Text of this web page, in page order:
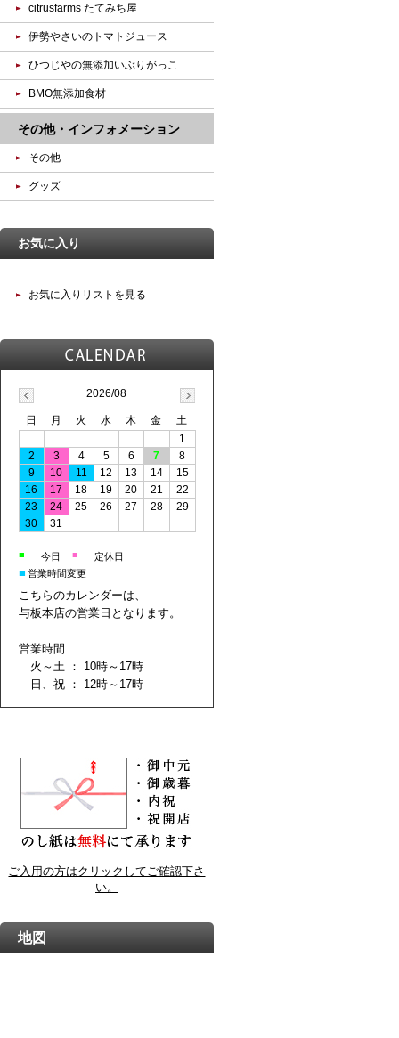
citrusfarms たてみち屋
伊勢やさいのトマトジュース
ひつじやの無添加いぶりがっこ
BMO無添加食材
その他・インフォメーション
その他
グッズ
お気に入り
お気に入りリストを見る
2026/08
日 月 火 水 木 金
土
1
2
3 4 5 6 7
8
9
10 11 12 13 14
15
16
17 18 19 20 21
22
23
24 25 26 27 28
29
30
31
■ 今日 ■ 定休日
■ 営業時間変更
こちらのカレンダーは、
与板本店の営業日となります。
営業時間
火～土 ： 10時～17時
日、祝 ： 12時～17時
ご入用の方はクリックしてご確認下さ
い。
地図